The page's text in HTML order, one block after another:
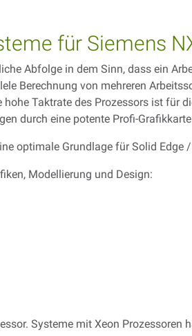
für Siemens
Abfolge in dem Sinn, dass ein
Berechnung von mehreren
Taktrate des Prozessors ist für
durch eine potente Profi-
optimale Grundlage für Solid Edge
Modellierung und Design:
Systeme mit Xeon Prozessoren